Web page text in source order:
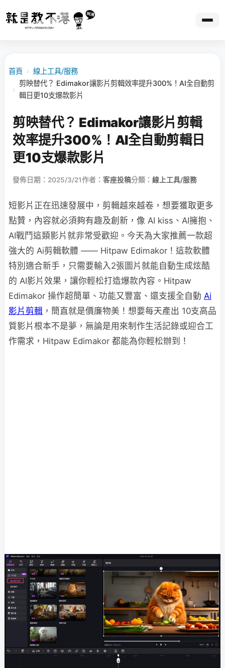
首頁 › 線上工具/服務
›
剪映替代？ Edimakor讓影片剪輯效率提升300%！AI全自動剪
輯日更10支爆款影片
剪映替代？ Edimakor讓影片剪輯
效率提升300%！AI全自動剪輯日
更10支爆款影片
發佈日期：2025/3/21作者： 客座投稿分類： 線上工具/服務
短影片正在迅速發展中，剪輯越來越卷，想要獲取更多
點贊，內容就必須夠有趣及創新，像 AI kiss、AI擁抱、
AI戰鬥這類影片就非常受歡迎。今天為大家推薦一款超
強大的 Ai剪輯軟體 —— Hitpaw Edimakor！這款軟體
特別適合新手，只需要輸入2張圖片就能自動生成炫酷
的 AI影片效果，讓你輕松打造爆款內容。Hitpaw
Edimakor 操作超簡單、功能又豐富、還支援全自動 Ai
影片剪輯 ，簡直就是價廉物美！想要每天產出 10支高品
質影片根本不是夢，無論是用來制作生活記錄或迎合工
作需求，Hitpaw Edimakor 都能為你輕松辦到！